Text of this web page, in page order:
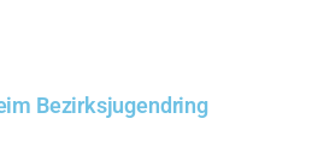
Bezirksjugendring